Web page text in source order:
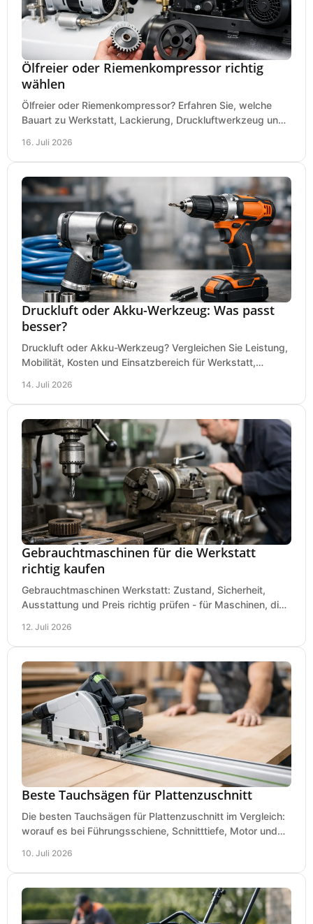
Ölfreier oder Riemenkompressor richtig
wählen
Ölfreier oder Riemenkompressor? Erfahren Sie, welche
Bauart zu Werkstatt, Lackierung, Druckluftwerkzeug und
16. Juli 2026
Druckluft oder Akku-Werkzeug: Was passt
besser?
Druckluft oder Akku-Werkzeug? Vergleichen Sie Leistung,
Mobilität, Kosten und Einsatzbereich für Werkstatt,
14. Juli 2026
Gebrauchtmaschinen für die Werkstatt
richtig kaufen
Gebrauchtmaschinen Werkstatt: Zustand, Sicherheit,
Ausstattung und Preis richtig prüfen - für Maschinen, die
12. Juli 2026
Beste Tauchsägen für Plattenzuschnitt
Die besten Tauchsägen für Plattenzuschnitt im Vergleich:
worauf es bei Führungsschiene, Schnitttiefe, Motor und
10. Juli 2026